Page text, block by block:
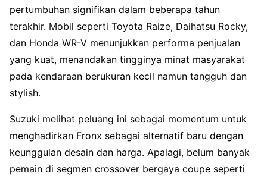
pertumbuhan signifikan dalam beberapa tahun
terakhir. Mobil seperti Toyota Raize, Daihatsu Rocky,
dan Honda WR-V menunjukkan performa penjualan
yang kuat, menandakan tingginya minat masyarakat
pada kendaraan berukuran kecil namun tangguh dan
stylish.
Suzuki melihat peluang ini sebagai momentum untuk
menghadirkan Fronx sebagai alternatif baru dengan
keunggulan desain dan harga. Apalagi, belum banyak
pemain di segmen crossover bergaya coupe seperti